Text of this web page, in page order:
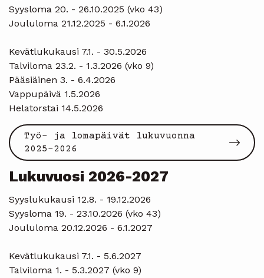
Syysloma 20. - 26.10.2025 (vko 43)
Joululoma 21.12.2025 - 6.1.2026
Kevätlukukausi 7.1. - 30.5.2026
Talviloma 23.2. - 1.3.2026 (vko 9)
Pääsiäinen 3. - 6.4.2026
Vappupäivä 1.5.2026
Helatorstai 14.5.2026
Työ- ja lomapäivät lukuvuonna
2025-2026
Lukuvuosi 2026-2027
Syyslukukausi 12.8. - 19.12.2026
Syysloma 19. - 23.10.2026 (vko 43)
Joululoma 20.12.2026 - 6.1.2027
Kevätlukukausi 7.1. - 5.6.2027
Talviloma 1. - 5.3.2027 (vko 9)